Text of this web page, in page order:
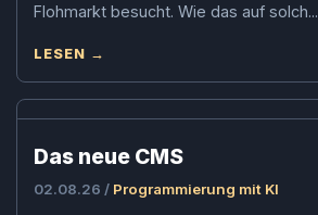
Flohmarkt besucht. Wie das auf solch...
LESEN →
Das neue CMS
02.08.26 / Programmierung mit KI